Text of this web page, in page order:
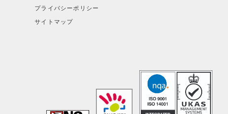
プライバシーポリシー
サイトマップ